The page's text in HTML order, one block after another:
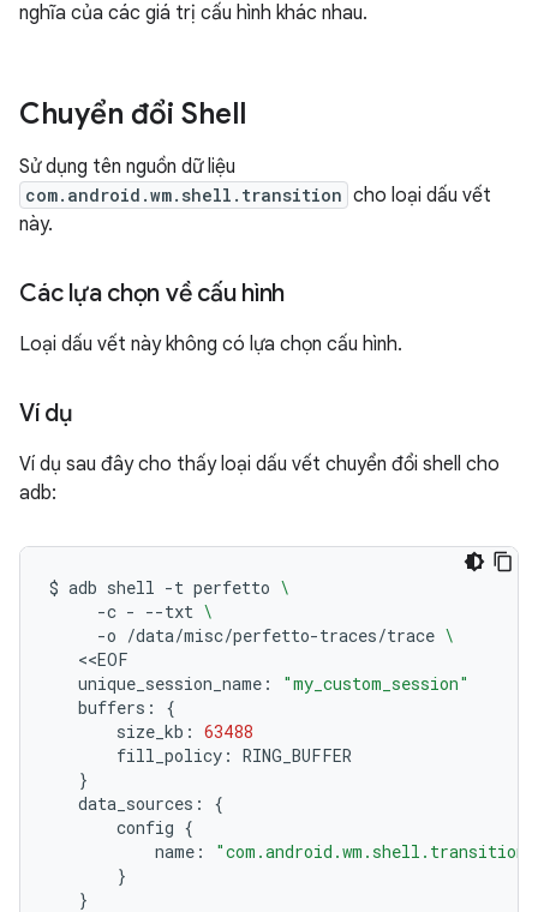
nghĩa của các giá trị cấu hình khác nhau.
Chuyển đổi Shell
Sử dụng tên nguồn dữ liệu
com.android.wm.shell.transition cho loại dấu vết
này.
Các lựa chọn về cấu hình
Loại dấu vết này không có lựa chọn cấu hình.
Ví dụ
Ví dụ sau đây cho thấy loại dấu vết chuyển đổi shell cho
adb:
$ adb shell -t perfetto \
-c - --txt \
-o /data/misc/perfetto-traces/trace \
unique_session_name:
"my_custom_session"
buffers:
{
size_kb: 63488
fill_policy:
}
data_sources:
{
config {
name:
"com.android.wm.shell.transition"
}
}